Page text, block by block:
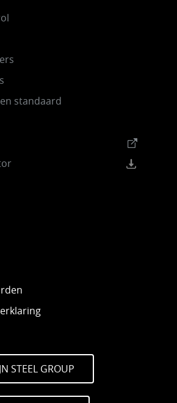
standaard
STEEL GROUP